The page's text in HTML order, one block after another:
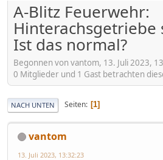
A-Blitz Feuerwehr:
Hinterachsgetriebe
Ist das normal?
Begonnen von vantom, 13. Juli 2023,
0 Mitglieder und 1 Gast betrachten
NACH UNTEN Seiten 1
vantom
13. Juli 2023, 13:32:23